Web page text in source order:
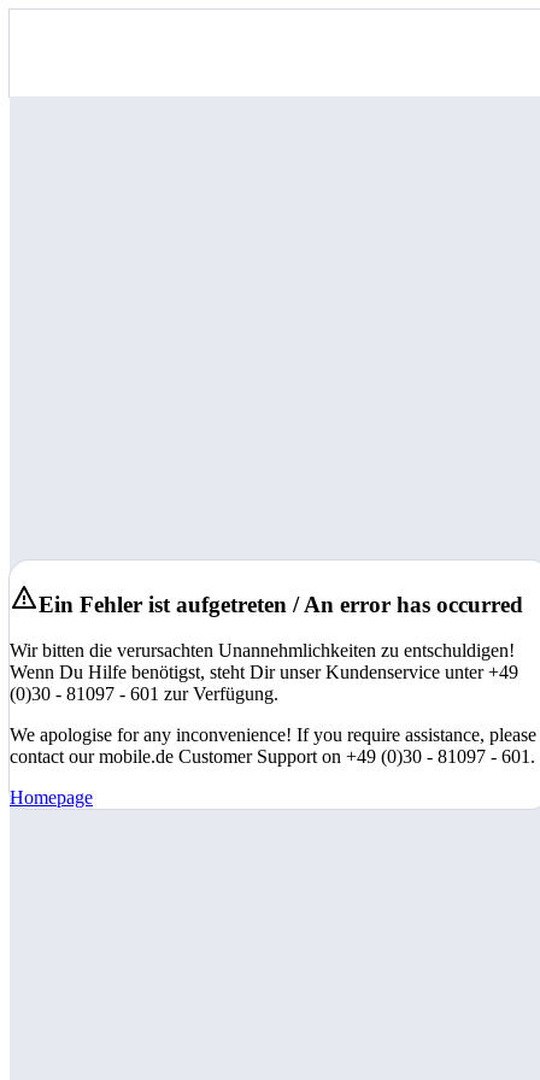
Ein Fehler ist aufgetreten / An error has occurred
Wir bitten die verursachten Unannehmlichkeiten zu entschuldigen!
Wenn Du Hilfe benötigst, steht Dir unser Kundenservice unter +49
(0)30 - 81097 - 601 zur Verfügung.
We apologise for any inconvenience! If you require assistance, please
contact our mobile.de Customer Support on +49 (0)30 - 81097 - 601.
Homepage